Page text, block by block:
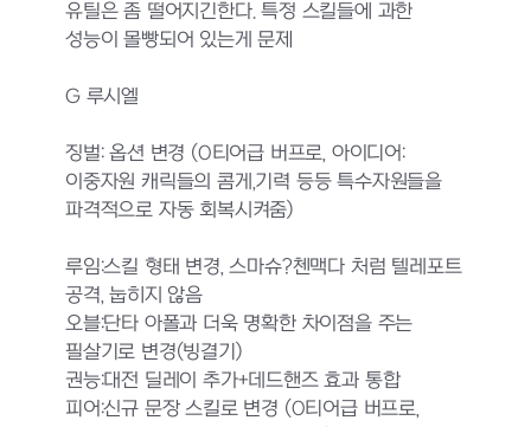
유틸은 좀 떨어지긴한다. 특정 스킬들에 과한
성능이 몰빵되어 있는게 문제
G 루시엘
징벌: 옵션 변경 (0티어급 버프로, 아이디어:
이중자원 캐릭들의 콤게,기력 등등 특수자원들을
파격적으로 자동 회복시켜줌)
루임:스킬 형태 변경, 스마슈?첸맥다 처럼 텔레포트
공격, 눕히지 않음
오블:단타 아폴과 더욱 명확한 차이점을 주는
필살기로 변경(빙결기)
권능:대전 딜레이 추가+데드핸즈 효과 통합
피어:신규 문장 스킬로 변경 (0티어급 버프로,